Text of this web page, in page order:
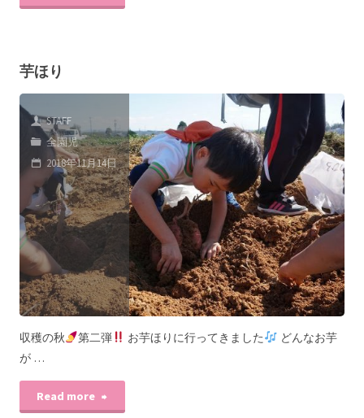
芋ほり
STAFF
全園児
2018年11月14日
収穫の秋 第二弾 お芋ほりに行ってきました
どんなお芋
が …
Read more